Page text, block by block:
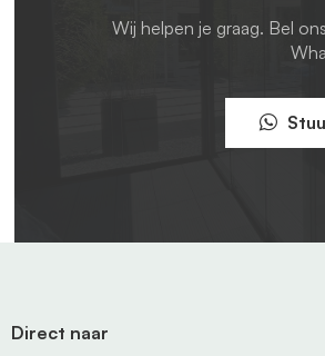
Wij helpen je graag. Bel
Direct naar